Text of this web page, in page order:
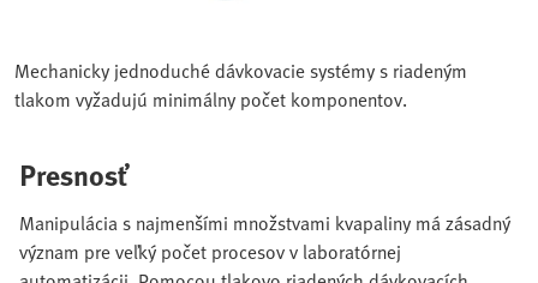
Mechanicky jednoduché dávkovacie systémy s riadeným
tlakom vyžadujú minimálny počet komponentov.
Presnosť
Manipulácia s najmenšími množstvami kvapaliny má zásadný
význam pre veľký počet procesov v laboratórnej